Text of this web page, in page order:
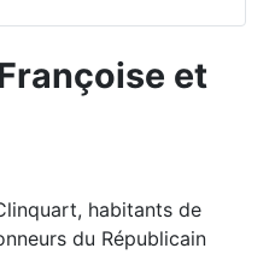
et
habitants de
du Républicain